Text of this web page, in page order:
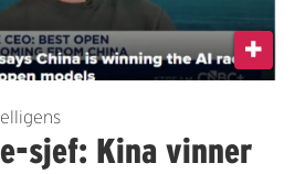
sjef: Kina vinner